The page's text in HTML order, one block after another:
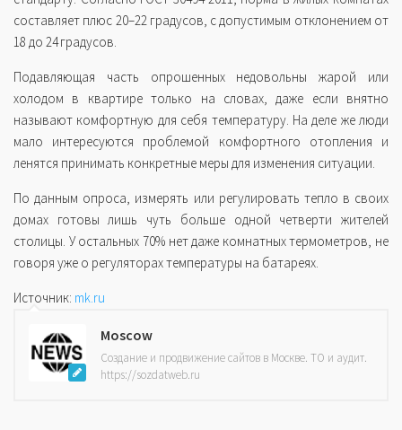
составляет плюс 20–22 градусов, с допустимым отклонением от
18 до 24 градусов.
Подавляющая часть опрошенных недовольны жарой или
холодом в квартире только на словах, даже если внятно
называют комфортную для себя температуру. На деле же люди
мало интересуются проблемой комфортного отопления и
ленятся принимать конкретные меры для изменения ситуации.
По данным опроса, измерять или регулировать тепло в своих
домах готовы лишь чуть больше одной четверти жителей
столицы. У остальных 70% нет даже комнатных термометров, не
говоря уже о регуляторах температуры на батареях.
Источник: mk.ru
Moscow
Создание и продвижение сайтов в Москве. ТО и аудит.
https://sozdatweb.ru